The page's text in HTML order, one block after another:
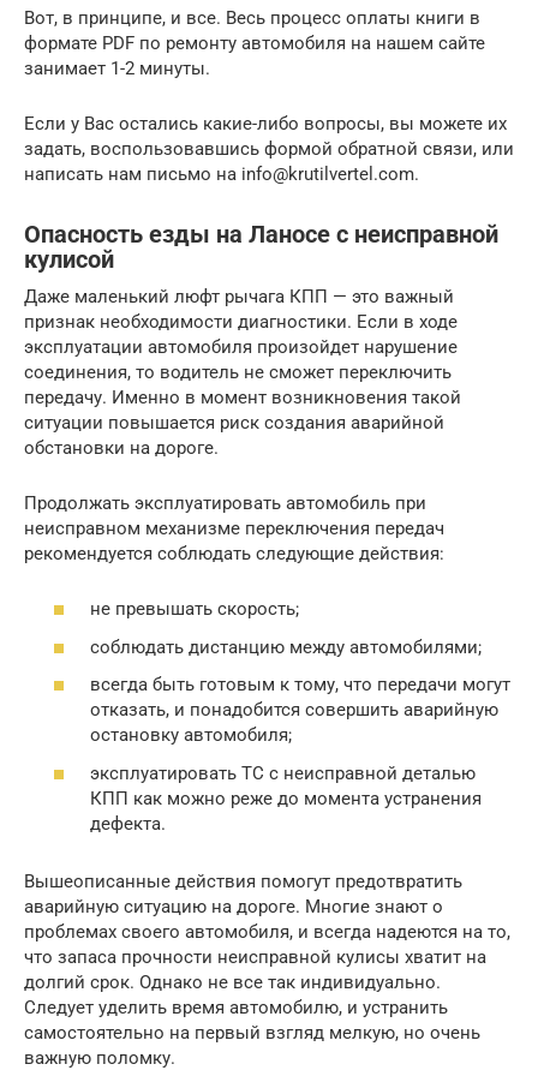
Вот, в принципе, и все. Весь процесс оплаты книги в
формате PDF по ремонту автомобиля на нашем сайте
занимает 1-2 минуты.
Если у Вас остались какие-либо вопросы, вы можете их
задать, воспользовавшись формой обратной связи, или
написать нам письмо на info@krutilvertel.com.
Опасность езды на Ланосе с неисправной
кулисой
Даже маленький люфт рычага КПП — это важный
признак необходимости диагностики. Если в ходе
эксплуатации автомобиля произойдет нарушение
соединения, то водитель не сможет переключить
передачу. Именно в момент возникновения такой
ситуации повышается риск создания аварийной
обстановки на дороге.
Продолжать эксплуатировать автомобиль при
неисправном механизме переключения передач
рекомендуется соблюдать следующие действия:
не превышать скорость;
соблюдать дистанцию между автомобилями;
всегда быть готовым к тому, что передачи могут
отказать, и понадобится совершить аварийную
остановку автомобиля;
эксплуатировать ТС с неисправной деталью
КПП как можно реже до момента устранения
дефекта.
Вышеописанные действия помогут предотвратить
аварийную ситуацию на дороге. Многие знают о
проблемах своего автомобиля, и всегда надеются на то,
что запаса прочности неисправной кулисы хватит на
долгий срок. Однако не все так индивидуально.
Следует уделить время автомобилю, и устранить
самостоятельно на первый взгляд мелкую, но очень
важную поломку.